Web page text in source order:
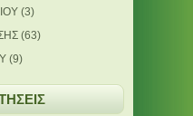
(3)
(63)
(9)